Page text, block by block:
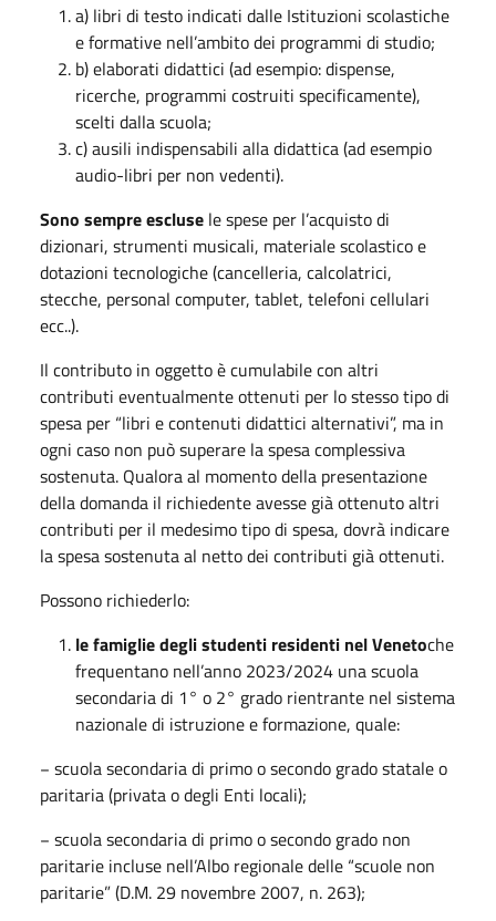
a) libri di testo indicati dalle Istituzioni scolastiche
e formative nell’ambito dei programmi di studio;
b) elaborati didattici (ad esempio: dispense,
ricerche, programmi costruiti specificamente),
scelti dalla scuola;
c) ausili indispensabili alla didattica (ad esempio
audio-libri per non vedenti).
Sono sempre escluse le spese per l’acquisto di
dizionari, strumenti musicali, materiale scolastico e
dotazioni tecnologiche (cancelleria, calcolatrici,
stecche, personal computer, tablet, telefoni cellulari
ecc..).
Il contributo in oggetto è cumulabile con altri
contributi eventualmente ottenuti per lo stesso tipo di
spesa per “libri e contenuti didattici alternativi”, ma in
ogni caso non può superare la spesa complessiva
sostenuta. Qualora al momento della presentazione
della domanda il richiedente avesse già ottenuto altri
contributi per il medesimo tipo di spesa, dovrà indicare
la spesa sostenuta al netto dei contributi già ottenuti.
Possono richiederlo:
le famiglie degli studenti residenti nel Venetoche
frequentano nell’anno 2023/2024 una scuola
secondaria di 1° o 2° grado rientrante nel sistema
nazionale di istruzione e formazione, quale:
− scuola secondaria di primo o secondo grado statale o
paritaria (privata o degli Enti locali);
− scuola secondaria di primo o secondo grado non
paritarie incluse nell’Albo regionale delle “scuole non
paritarie” (D.M. 29 novembre 2007, n. 263);